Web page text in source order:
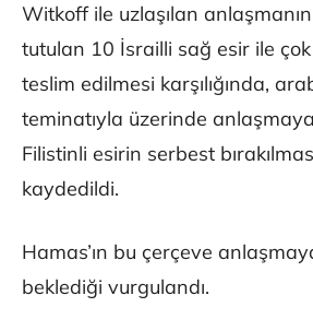
Witkoff ile uzlaşılan
tutulan 10 İsrailli sağ esir ile
teslim edilmesi karşılığında,
teminatıyla üzerinde
Filistinli esirin serbest
kaydedildi.
Hamas’ın bu çerçeve
beklediği vurgulandı.